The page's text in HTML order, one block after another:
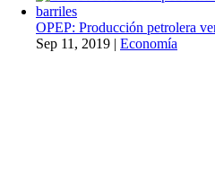
OPEP: Producción petrolera
Sep 11, 2019 | Economía